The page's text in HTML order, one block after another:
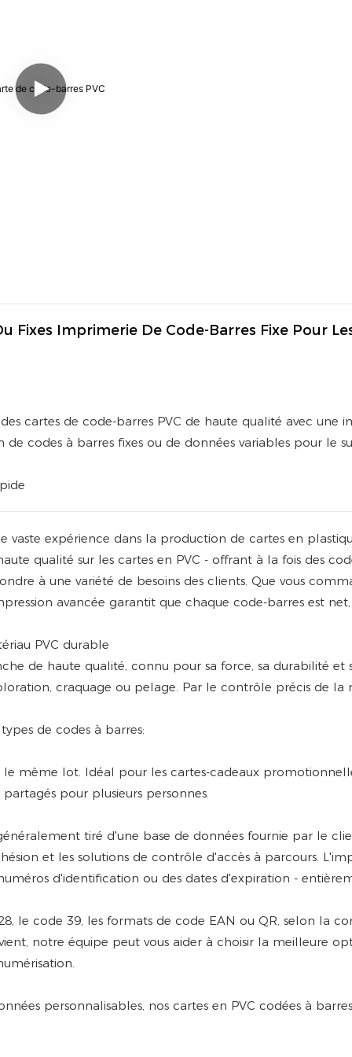
Fixes Imprimerie De Code-Barres Fixe Pour
cartes de code-barres PVC de haute qualité avec une
de codes à barres fixes ou de données variables pour le
expérience dans la production de cartes en
qualité sur les cartes en PVC - offrant à la fois des
à une variété de besoins des clients. Que vous
avancée garantit que chaque code-barres est
PVC durable
de haute qualité, connu pour sa force, sa durabilité et
craquage ou pelage. Par le contrôle précis de la
de codes à barres:
même lot. Idéal pour les cartes-cadeaux
pour plusieurs personnes.
tiré d'une base de données fournie par le
et les solutions de contrôle d'accès à parcours.
d'identification ou des dates d'expiration -
le code 39, les formats de code EAN ou QR, selon la
notre équipe peut vous aider à choisir la meilleure
personnalisables, nos cartes en PVC codées à